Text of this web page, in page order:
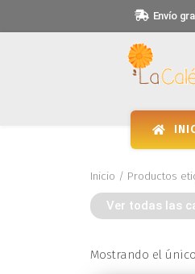
Envío
Inicio / Productos
Ver todas las
Mostrando el